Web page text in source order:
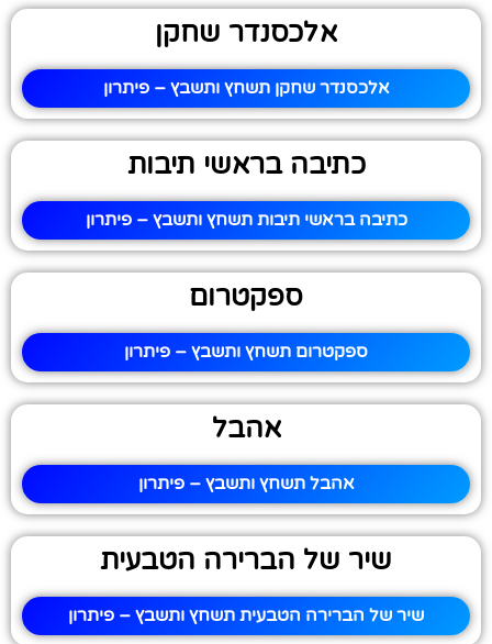
אלכסנדר שחקן
אלכסנדר שחקן תשחץ ותשבץ – פיתרון
כתיבה בראשי תיבות
כתיבה בראשי תיבות תשחץ ותשבץ – פיתרון
ספקטרום
ספקטרום תשחץ ותשבץ – פיתרון
אהבל
אהבל תשחץ ותשבץ – פיתרון
שיר של הברירה הטבעית
שיר של הברירה הטבעית תשחץ ותשבץ – פיתרון